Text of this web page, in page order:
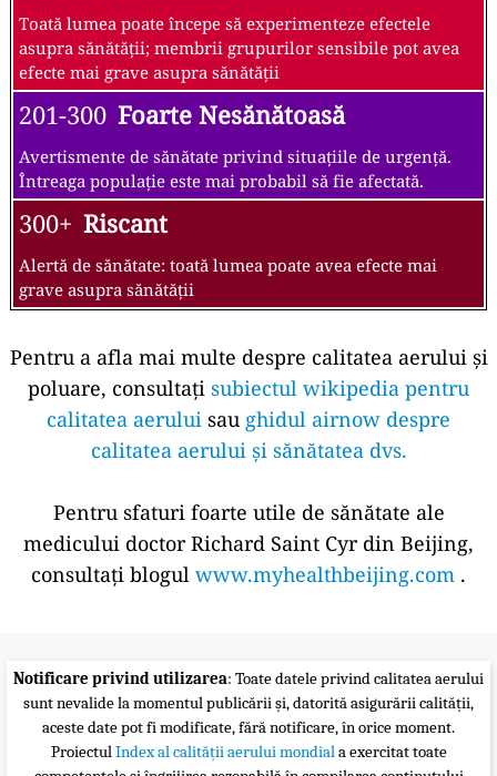
Toată lumea poate începe să experimenteze efectele
asupra sănătății; membrii grupurilor sensibile pot avea
efecte mai grave asupra sănătății
201-300 Foarte Nesănătoasă
Avertismente de sănătate privind situațiile de urgență.
Întreaga populație este mai probabil să fie afectată.
300+ Riscant
Alertă de sănătate: toată lumea poate avea efecte mai
grave asupra sănătății
Pentru a afla mai multe despre calitatea aerului și
poluare, consultați subiectul wikipedia pentru
calitatea aerului sau ghidul airnow despre
calitatea aerului și sănătatea dvs.
Pentru sfaturi foarte utile de sănătate ale
medicului doctor Richard Saint Cyr din Beijing,
consultați blogul www.myhealthbeijing.com .
Notificare privind utilizarea: Toate datele privind calitatea aerului
sunt nevalide la momentul publicării și, datorită asigurării calității,
aceste date pot fi modificate, fără notificare, în orice moment.
ProiectulIndex al calității aerului mondiala exercitat toate